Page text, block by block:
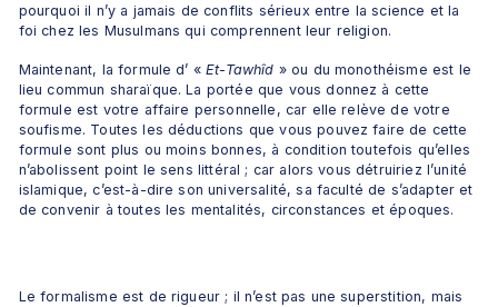
pourquoi il n’y a jamais de conflits sérieux entre la science et la
foi chez les Musulmans qui comprennent leur religion.
Maintenant, la formule d’ « Et-Tawhîd » ou du monothéisme est le
lieu commun sharaïque. La portée que vous donnez à cette
formule est votre affaire personnelle, car elle relève de votre
soufisme. Toutes les déductions que vous pouvez faire de cette
formule sont plus ou moins bonnes, à condition toutefois qu’elles
n’abolissent point le sens littéral ; car alors vous détruiriez l’unité
islamique, c’est-à-dire son universalité, sa faculté de s’adapter et
de convenir à toutes les mentalités, circonstances et époques.
Le formalisme est de rigueur ; il n’est pas une superstition, mais